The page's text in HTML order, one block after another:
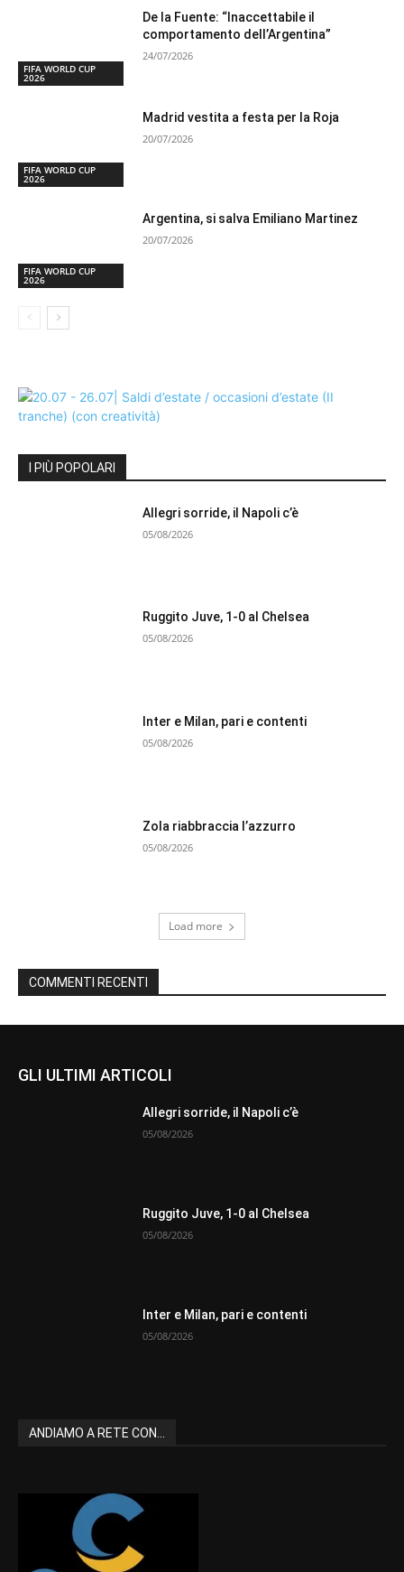
FIFA WORLD CUP
2026
De la Fuente: “Inaccettabile il
comportamento dell’Argentina”
24/07/2026
FIFA WORLD CUP
2026
Madrid vestita a festa per la Roja
20/07/2026
FIFA WORLD CUP
2026
Argentina, si salva Emiliano Martinez
20/07/2026
I PIÙ POPOLARI
Allegri sorride, il Napoli c’è
05/08/2026
Ruggito Juve, 1-0 al Chelsea
05/08/2026
Inter e Milan, pari e contenti
05/08/2026
Zola riabbraccia l’azzurro
05/08/2026
Load more
COMMENTI RECENTI
GLI ULTIMI ARTICOLI
Allegri sorride, il Napoli c’è
05/08/2026
Ruggito Juve, 1-0 al Chelsea
05/08/2026
Inter e Milan, pari e contenti
05/08/2026
ANDIAMO A RETE CON...